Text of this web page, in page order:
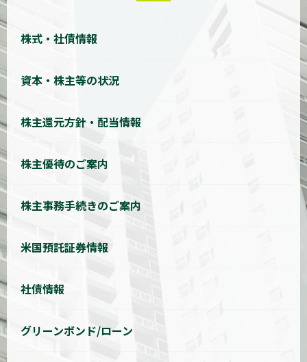
株式・社債情報
資本・株主等の状況
株主還元方針・配当情報
株主優待のご案内
株主事務手続きのご案内
米国預託証券情報
社債情報
グリーンボンド/ローン